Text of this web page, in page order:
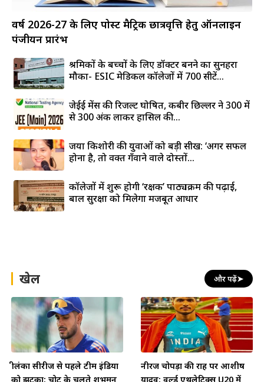
वर्ष 2026-27 के लिए पोस्ट मैट्रिक छात्रवृत्ति हेतु ऑनलाइन
पंजीयन प्रारंभ
श्रमिकों के बच्चों के लिए डॉक्टर बनने का सुनहरा
मौका- ESIC मेडिकल कॉलेजों में 700 सीटें...
जेईई मेंस की रिजल्ट घोषित, कबीर छिल्लर ने 300 में
से 300 अंक लाकर हासिल की...
जया किशोरी की युवाओं को बड़ी सीख: ‘अगर सफल
होना है, तो वक्त गँवाने वाले दोस्तों...
कॉलेजों में शुरू होगी ‘रक्षक’ पाठ्यक्रम की पढ़ाई,
बाल सुरक्षा को मिलेगा मजबूत आधार
खेल और पढ़ें➤
श्रीलंका सीरीज से पहले टीम इंडिया
को झटका: चोट के चलते शुभमन
नीरज चोपड़ा की राह पर आशीष
यादव: वर्ल्ड एथलेटिक्स U20 में